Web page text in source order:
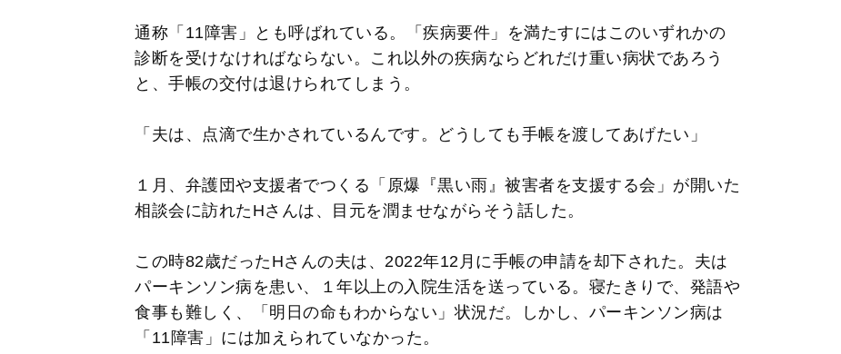
通称「11障害」とも呼ばれている。「疾病要件」を満たすにはこのいずれかの
診断を受けなければならない。これ以外の疾病ならどれだけ重い病状であろう
と、手帳の交付は退けられてしまう。
「夫は、点滴で生かされているんです。どうしても手帳を渡してあげたい」
１月、弁護団や支援者でつくる「原爆『黒い雨』被害者を支援する会」が開いた
相談会に訪れたHさんは、目元を潤ませながらそう話した。
この時82歳だったHさんの夫は、2022年12月に手帳の申請を却下された。夫は
パーキンソン病を患い、１年以上の入院生活を送っている。寝たきりで、発語や
食事も難しく、「明日の命もわからない」状況だ。しかし、パーキンソン病は
「11障害」には加えられていなかった。